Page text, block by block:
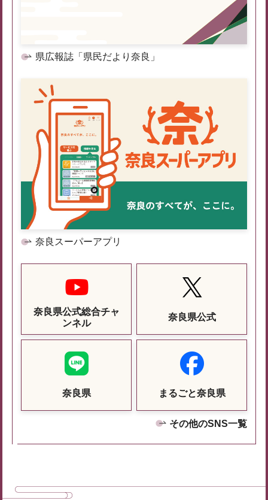
県広報誌「県民だより奈良」
奈良スーパーアプリ
奈良県公式総合チャ
ンネル
奈良県公式
奈良県 まるごと奈良県
その他のSNS一覧